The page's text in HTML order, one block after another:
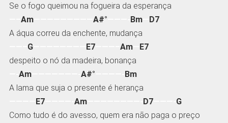
Se o fogo queimou na fogueira da esperança
Am————————— A#° Bm— D7
A áqua correu da enchente, mudança
G———————— E7———– Am— E7
despeito o nó da madeira, bonança
Am———————- A#°
Bm
A lama que suja o presente é herança
E7————- Am————————- D7———- G
Como tudo é do avesso, quem era não paga o preço